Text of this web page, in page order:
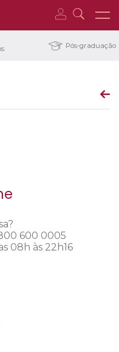
Pós-graduação
600 0005
08h às 22h16